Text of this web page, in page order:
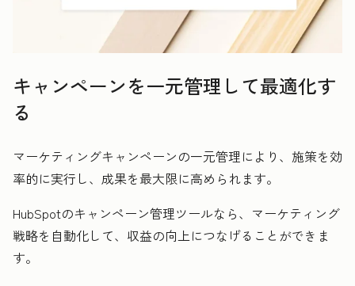
キャンペーンを一元管理して最適化す
る
マーケティングキャンペーンの一元管理により、施策を効
率的に実行し、成果を最大限に高められます。
HubSpotのキャンペーン管理ツールなら、マーケティング
戦略を自動化して、収益の向上につなげることができま
す。